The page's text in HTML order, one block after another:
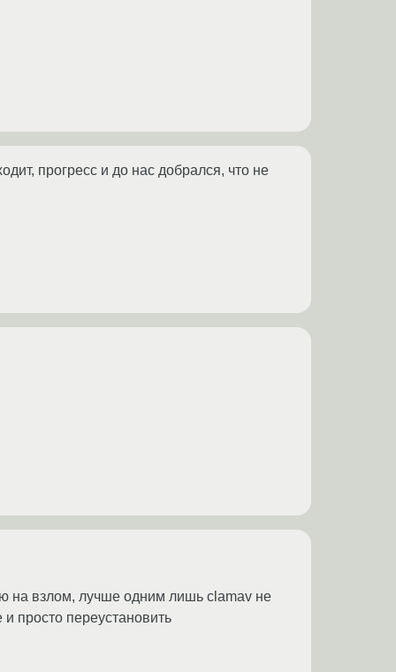
прогресс и до нас добрался, что не
на взлом, лучше одним лишь clamav не
просто переустановить